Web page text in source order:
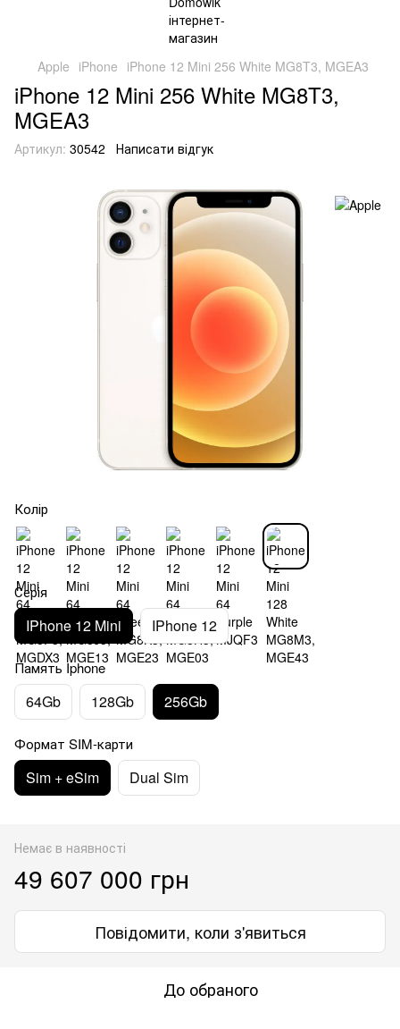
Apple iPhone iPhone 12 Mini 256 White MG8T3, MGEA3
iPhone 12 Mini 256 White MG8T3,
MGEA3
Артикул: 30542 Написати відгук
Колір
Серія
IPhone 12 Mini IPhone 12
Память Iphone
64Gb 128Gb 256Gb
Формат SIM-карти
Sim + eSim Dual Sim
Немає в наявності
49 607 000 грн
Повідомити, коли з'явиться
До обраного